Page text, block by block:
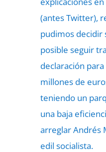
(antes Twitter),
pudimos decidir
posible seguir
declaración
millones de
teniendo un
una baja
arreglar Andrés
edil socialista.